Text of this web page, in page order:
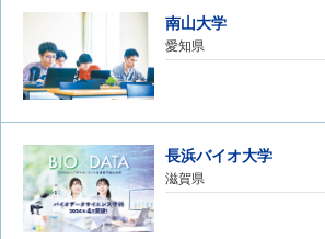
南山大学
愛知県
長浜バイオ大学
滋賀県